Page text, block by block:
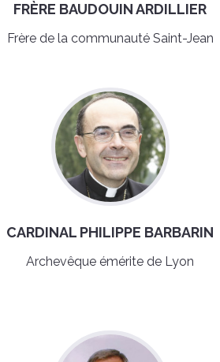
FRÈRE BAUDOUIN ARDILLIER
Frère de la communauté Saint-Jean
CARDINAL PHILIPPE BARBARIN
Archevêque émérite de Lyon